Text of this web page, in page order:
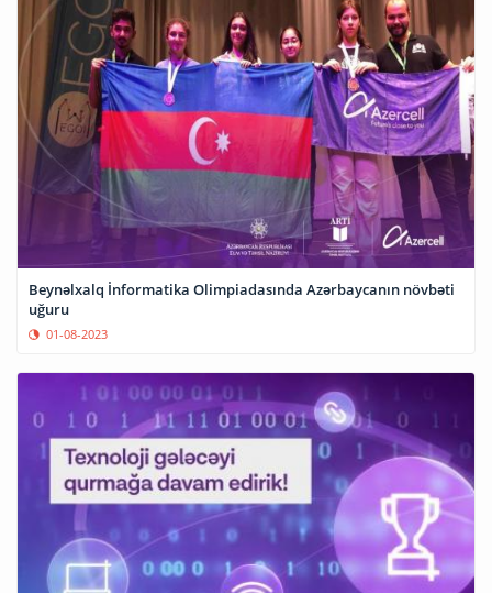
Beynəlxalq İnformatika Olimpiadasında Azərbaycanın növbəti
uğuru
01-08-2023